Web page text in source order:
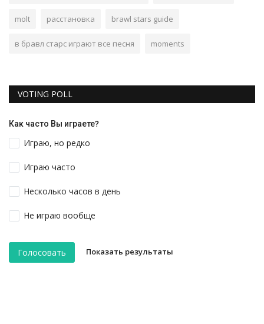
molt расстановка brawl stars guide
в бравл старс играют все песня moments
VOTING POLL
Как часто Вы играете?
Играю, но редко
Играю часто
Несколько часов в день
Не играю вообще
Голосовать Показать результаты